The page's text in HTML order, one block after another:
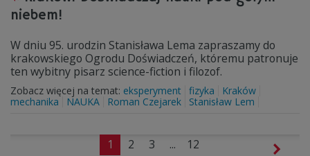
niebem!
W dniu 95. urodzin Stanisława Lema zapraszamy do
krakowskiego Ogrodu Doświadczeń, któremu patronuje
ten wybitny pisarz science-fiction i filozof.
Zobacz więcej na temat: eksperyment fizyka
Kraków
mechanika
NAUKA Roman Czejarek Stanisław Lem
1 2 3 ... 12